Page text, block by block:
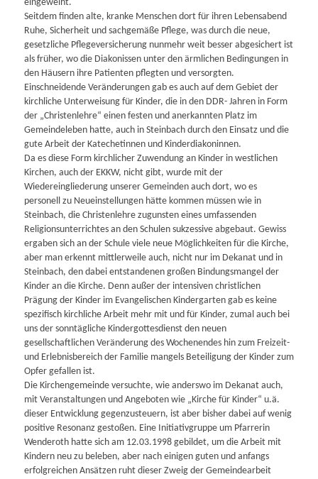
eingeweiht.
Seitdem finden alte, kranke Menschen dort für ihren Lebensabend
Ruhe, Sicherheit und sachgemäße Pflege, was durch die neue,
gesetzliche Pflegeversicherung nunmehr weit besser abgesichert ist
als früher, wo die Diakonissen unter den ärmlichen Bedingungen in
den Häusern ihre Patienten pflegten und versorgten.
Einschneidende Veränderungen gab es auch auf dem Gebiet der
kirchliche Unterweisung für Kinder, die in den DDR- Jahren in Form
der „Christenlehre“ einen festen und anerkannten Platz im
Gemeindeleben hatte, auch in Steinbach durch den Einsatz und die
gute Arbeit der Katechetinnen und Kinderdiakoninnen.
Da es diese Form kirchlicher Zuwendung an Kinder in westlichen
Kirchen, auch der EKKW, nicht gibt, wurde mit der
Wiedereingliederung unserer Gemeinden auch dort, wo es
personell zu Neueinstellungen hätte kommen müssen wie in
Steinbach, die Christenlehre zugunsten eines umfassenden
Religionsunterrichtes an den Schulen sukzessive abgebaut. Gewiss
ergaben sich an der Schule viele neue Möglichkeiten für die Kirche,
aber man erkennt mittlerweile auch, nicht nur im Dekanat und in
Steinbach, den dabei entstandenen großen Bindungsmangel der
Kinder an die Kirche. Denn außer der intensiven christlichen
Prägung der Kinder im Evangelischen Kindergarten gab es keine
spezifisch kirchliche Arbeit mehr mit und für Kinder, zumal auch bei
uns der sonntägliche Kindergottesdienst den neuen
gesellschaftlichen Veränderung des Wochenendes hin zum Freizeit-
und Erlebnisbereich der Familie mangels Beteiligung der Kinder zum
Opfer gefallen ist.
Die Kirchengemeinde versuchte, wie anderswo im Dekanat auch,
mit Veranstaltungen und Angeboten wie „Kirche für Kinder“ u.ä.
dieser Entwicklung gegenzusteuern, ist aber bisher dabei auf wenig
positive Resonanz gestoßen. Eine Initiativgruppe um Pfarrerin
Wenderoth hatte sich am 12.03.1998 gebildet, um die Arbeit mit
Kindern neu zu beleben, aber nach einigen guten und anfangs
erfolgreichen Ansätzen ruht dieser Zweig der Gemeindearbeit